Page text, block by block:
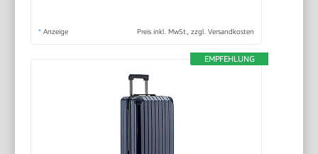
* Anzeige Preis inkl. MwSt., zzgl. Versandkosten
EMPFEHLUNG